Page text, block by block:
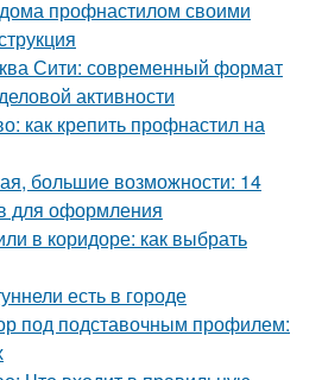
профнастилом своими
Сити: современный формат
активности
как крепить профнастил на
большие возможности: 14
для оформления
в коридоре: как выбрать
есть в городе
под подставочным профилем: